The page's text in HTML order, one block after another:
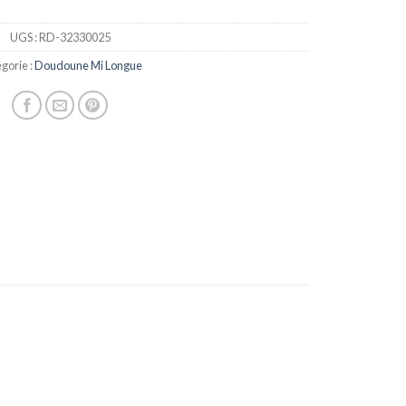
UGS :RD-32330025
:Doudoune Mi Longue